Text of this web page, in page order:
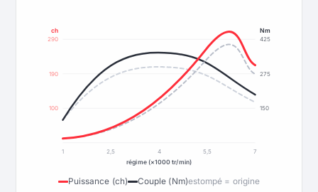
100
190
290
150
275
425
ch Nm
1 2,5 4 5,5
7
régime (×1000 tr/min)
Puissance (ch) Couple (Nm)estompé = origine